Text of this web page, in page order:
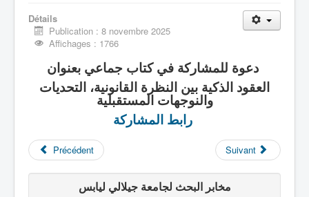
Détails
Publication : 8 novembre 2025
Affichages : 1766
العقود الذكية بين النظرة القانونية، التحديات
والنوجهات المستقبلية
Précédent Suivant
مخابر البحث لجامعة جيلالي ليابس